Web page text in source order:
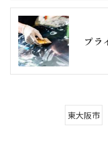
プラ
東大阪市